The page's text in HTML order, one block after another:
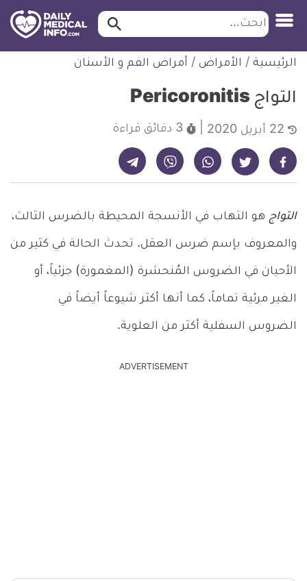
التخطي
للمحتوى
طبية
ابحث ابحث…
الرئيسية / الأمراض / أمراض الفم و الأسنان
التواج Pericoronitis
3 دقائق قراءة
شارك على فيسبوك - ديلي ميديكال انفو شارك على تويتر - ديلي ميديكال انفو شارك على واتساب - ديلي ميديكال انفو شارك على فايبر - ديلي ميديكال انفو شارك على تيليجرام - ديلي ميديكال انفو
التواج هو التهاب في الأنسجة المحيطة بالضرس الثالث،
والمعروف بإسم ضرس العقل. تحدث الحالة في كثير من
الأحيان في الضروس المُنحشرة (المغمورة) جزئياً، أو
الغير مرئية تماماً، كما أنها أكثر شيوعاً أيضاً في
الضروس السفلية أكثر من العلوية.
ADVERTISEMENT